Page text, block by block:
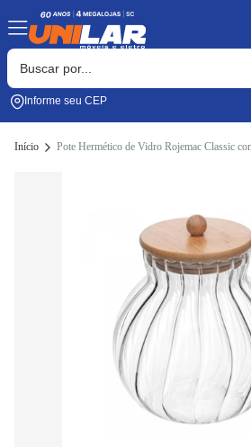
Informe seu CEP
Início Pote Hermético de Vidro Rojemac Classic